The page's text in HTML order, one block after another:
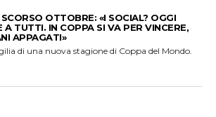
OTTOBRE: «I SOCIAL? OGGI
A TUTTI. IN COPPA SI VA PER VINCERE,
APPAGATI»
di una nuova stagione di Coppa del Mondo.